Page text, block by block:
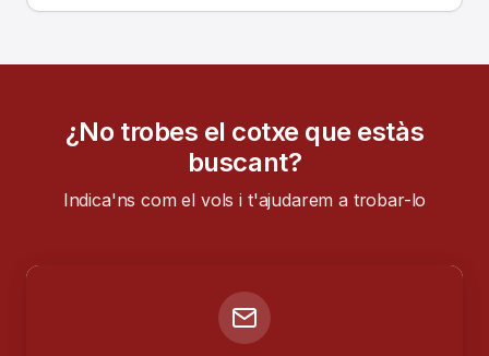
¿No trobes el cotxe que estàs
buscant?
Indica'ns com el vols i t'ajudarem a trobar-lo